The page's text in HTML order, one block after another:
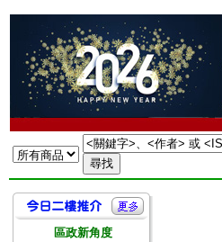
區政新角度